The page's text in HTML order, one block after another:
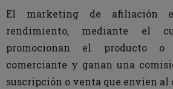
El marketing de afiliación
rendimiento, mediante el
promocionan el producto
comerciante y ganan una
suscripción o venta que envíen al